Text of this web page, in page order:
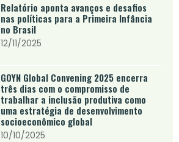
Relatório aponta avanços e desafios
nas políticas para a Primeira Infância
no Brasil
12/11/2025
GOYN Global Convening 2025 encerra
três dias com o compromisso de
trabalhar a inclusão produtiva como
uma estratégia de desenvolvimento
socioeconômico global
10/10/2025